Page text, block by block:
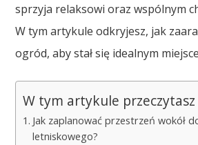
sprzyja relaksowi oraz wspólnym
W tym artykule odkryjesz, jak
ogród, aby stał się idealnym
W tym artykule przeczytasz
Jak zaplanować przestrzeń wokół
letniskowego?